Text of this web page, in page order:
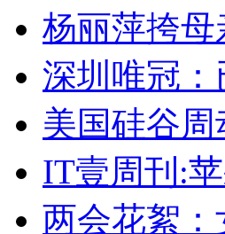
外交部：反对强权政治霸凌
外交部：有关国家言论片面
安徽一实载49人客车翻车
杨丽萍挎母
深圳唯冠
美国硅谷
IT壹周刊:
两会花絮